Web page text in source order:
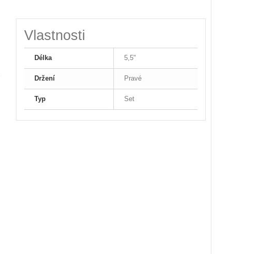
Vlastnosti
Délka 5,5"
Držení Pravé
Typ Set